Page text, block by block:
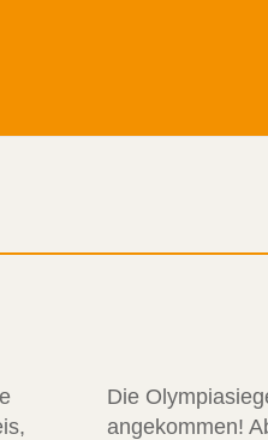
Die
angekommen!